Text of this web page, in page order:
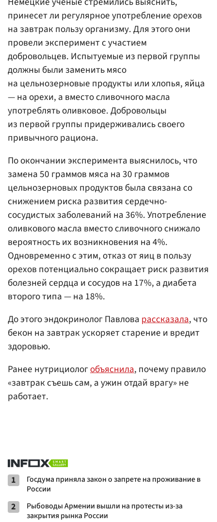
принесет ли регулярное употребление орехов
на завтрак пользу организму. Для этого они
провели эксперимент с участием
добровольцев. Испытуемые из первой группы
должны были заменить мясо
на цельнозерновые продукты или хлопья, яйца
— на орехи, а вместо сливочного масла
употреблять оливковое. Добровольцы
из первой группы придерживались своего
привычного рациона.
По окончании эксперимента выяснилось, что
замена 50 граммов мяса на 30 граммов
цельнозерновых продуктов была связана со
снижением риска развития сердечно-
сосудистых заболеваний на 36%. Употребление
оливкового масла вместо сливочного снижало
вероятность их возникновения на 4%.
Одновременно с этим, отказ от яиц в пользу
орехов потенциально сокращает риск развития
болезней сердца и сосудов на 17%, а диабета
второго типа — на 18%.
До этого эндокринолог Павлова рассказала, что
бекон на завтрак ускоряет старение и вредит
здоровью.
Ранее нутрициологобъяснила, почему правило
«завтрак съешь сам, а ужин отдай врагу» не
работает.
1
Госдума приняла закон о запрете на проживание в
России
2
Рыбоводы Армении вышли на протесты из-за
закрытия рынка России